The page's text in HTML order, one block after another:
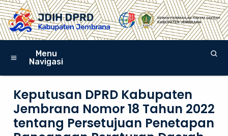
Menu
Navigasi
Keputusan DPRD Kabupaten
Jembrana Nomor 18 Tahun 2022
tentang Persetujuan Penetapan